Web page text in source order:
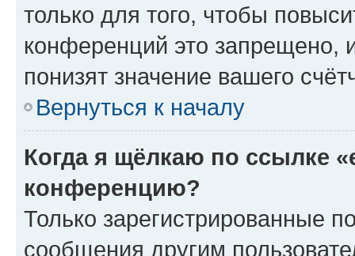
только для того, чтобы
конференций это запрещено,
понизят значение вашего
Вернуться к началу
Когда я щёлкаю по ссылке
конференцию?
Только зарегистрированные
сообщения другим